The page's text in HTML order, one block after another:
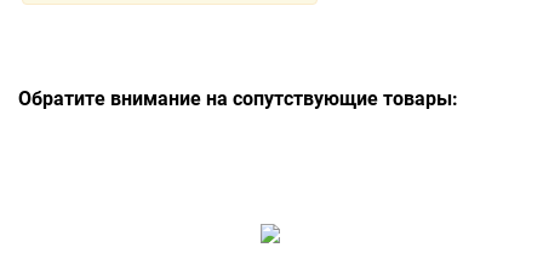
Обратите внимание на сопутствующие товары: